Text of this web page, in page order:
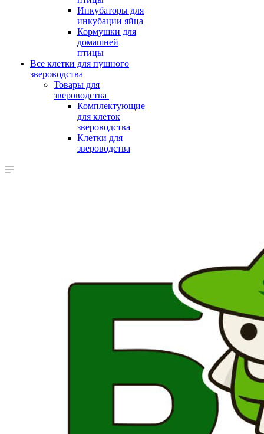
Инкубаторы для
инкубации яйца
Кормушки для
домашней
птицы
Все клетки для пушного
звероводства
Товары для
звероводства
Комплектующие
для клеток
звероводства
Клетки для
звероводства